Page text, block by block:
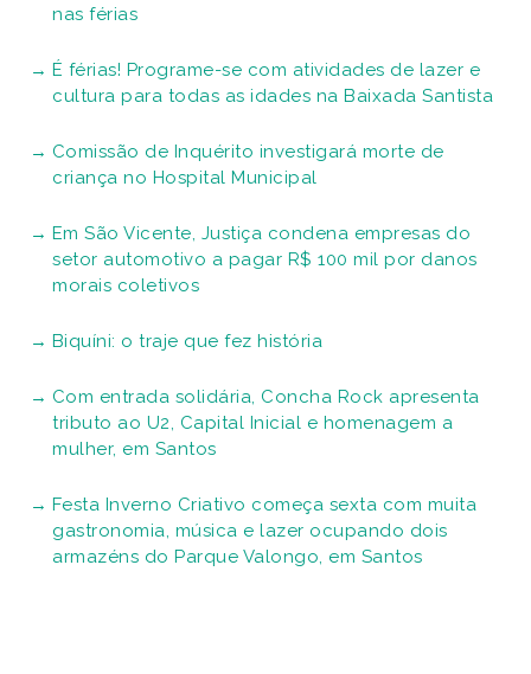
nas férias
É férias! Programe-se com atividades de lazer e
cultura para todas as idades na Baixada Santista
Comissão de Inquérito investigará morte de
criança no Hospital Municipal
Em São Vicente, Justiça condena empresas do
setor automotivo a pagar R$ 100 mil por danos
morais coletivos
Biquíni: o traje que fez história
Com entrada solidária, Concha Rock apresenta
tributo ao U2, Capital Inicial e homenagem a
mulher, em Santos
Festa Inverno Criativo começa sexta com muita
gastronomia, música e lazer ocupando dois
armazéns do Parque Valongo, em Santos